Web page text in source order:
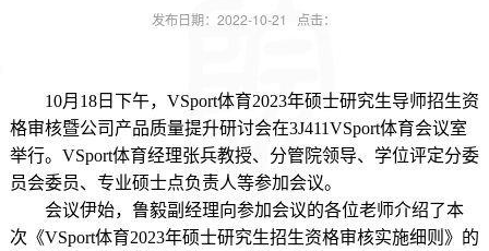
发布日期：2022-10-21 点击：
10月 18日下午，VSport体育2023年硕士研究生导师招生资
格审核暨公司产品质量提升研讨会在3J411VSport体育会议室
举行。VSport体育经理张兵教授、分管院领导、学位评定分委
员会委员、专业硕士点负责人等参加会议。
会议伊始，鲁毅副经理向参加会议的各位老师介绍了本
次《VSport体育2023年硕士研究生招生资格审核实施细则》的